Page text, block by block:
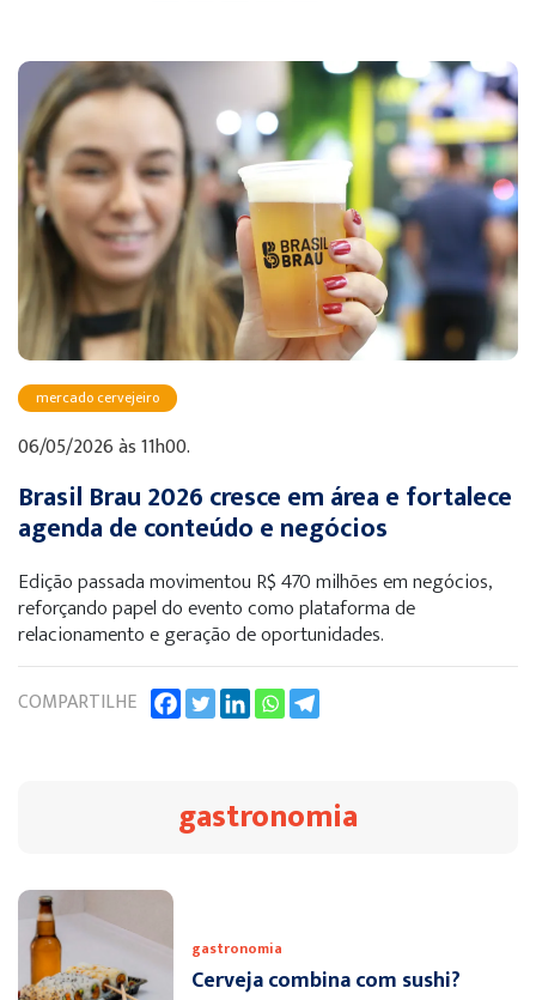
mercado cervejeiro
06/05/2026 às 11h00.
Brasil Brau 2026 cresce em área e fortalece
agenda de conteúdo e negócios
Edição passada movimentou R$ 470 milhões em negócios,
reforçando papel do evento como plataforma de
relacionamento e geração de oportunidades.
COMPARTILHE
gastronomia
gastronomia
Cerveja combina com sushi?